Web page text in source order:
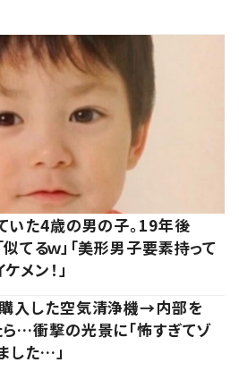
いた4歳の男の子。19年後
てるｗ」「美形男子要素持って
メン！」
入した空気清浄機→内部を
…衝撃の光景に「怖すぎてゾ
した…」